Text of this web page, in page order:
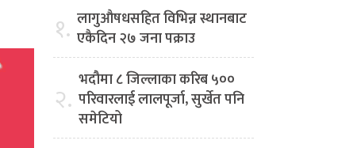
१. लागुऔषधसहित विभिन्न स्थानबाट
एकैदिन २७ जना पक्राउ
२. भदौमा ८ जिल्लाका करिब ५००
परिवारलाई लालपूर्जा, सुर्खेत पनि
समेटियो